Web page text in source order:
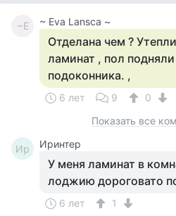
~E ~ Eva Lansca ~
Отделана чем ?
ламинат , пол
подоконника. ,
6 лет 9
0
Показать все
Ир Иринтер
У меня ламинат в
лоджию дороговато
6 лет 1